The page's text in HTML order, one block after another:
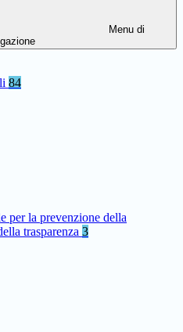
Menu di
84
per la prevenzione della
trasparenza 3